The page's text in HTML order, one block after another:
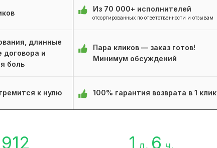
Из 70 000+ исполнителей
отсортированных по ответственности и отзывам
длинные
договора и
боль
Пара кликов — заказ готов!
Минимум обсуждений
к нулю 100% гарантия возврата в 1 клик
1 д. 6 ч.